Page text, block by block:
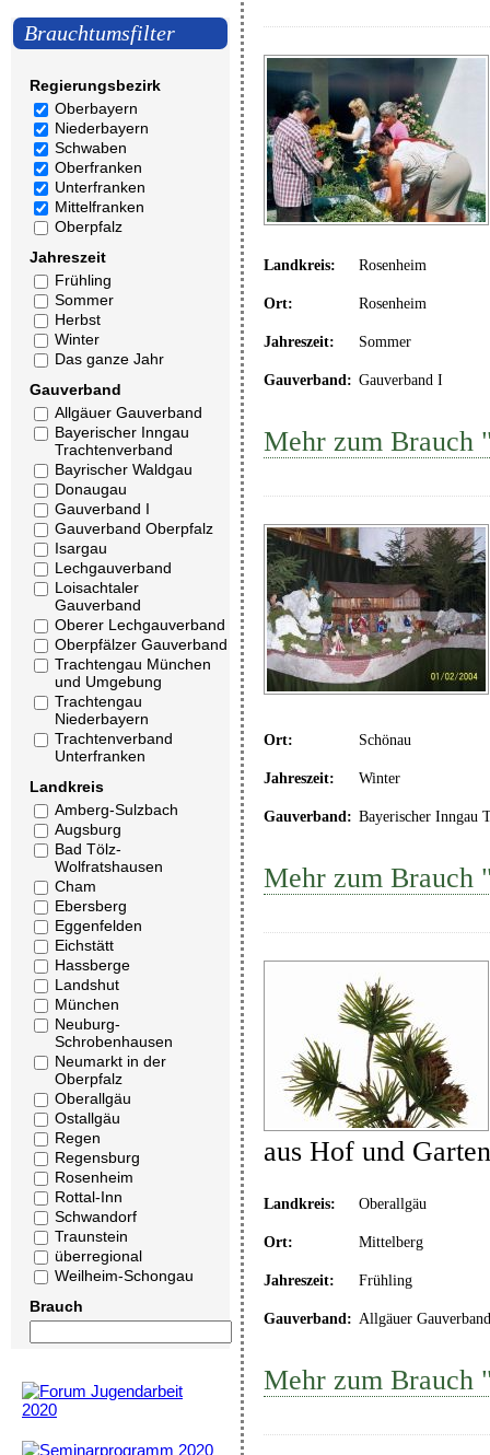
Brauchtumsfilter
Regierungsbezirk
Oberbayern
Niederbayern
Schwaben
Oberfranken
Unterfranken
Mittelfranken
Oberpfalz
Jahreszeit
Frühling
Sommer
Herbst
Winter
Das ganze Jahr
Gauverband
Allgäuer Gauverband
Bayerischer Inngau
Trachtenverband
Bayrischer Waldgau
Donaugau
Gauverband I
Gauverband Oberpfalz
Isargau
Lechgauverband
Loisachtaler
Gauverband
Oberer Lechgauverband
Oberpfälzer Gauverband
Trachtengau München
und Umgebung
Trachtengau
Niederbayern
Trachtenverband
Unterfranken
Landkreis
Amberg-Sulzbach
Augsburg
Bad Tölz-
Wolfratshausen
Cham
Ebersberg
Eggenfelden
Eichstätt
Hassberge
Landshut
München
Neuburg-
Schrobenhausen
Neumarkt in der
Oberpfalz
Oberallgäu
Ostallgäu
Regen
Regensburg
Rosenheim
Rottal-Inn
Schwandorf
Traunstein
überregional
Weilheim-Schongau
Brauch
Landkreis: Rosenheim
Ort: Rosenheim
Jahreszeit: Sommer
Gauverband: Gauverband I
Mehr zum Brauch
Ort: Schönau
Jahreszeit: Winter
Gauverband: Bayerischer Inngau
Mehr zum Brauch
aus Hof und
Landkreis: Oberallgäu
Ort: Mittelberg
Jahreszeit: Frühling
Gauverband: Allgäuer Gauverband
Mehr zum Brauch